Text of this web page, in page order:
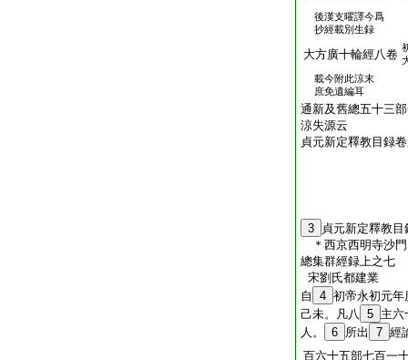
後漢支曜譯今爲
抄經載別生録
大方廣十輪經八卷
載今附此涼末
庶免遺編耳
通新及舊總五十三
涼失源云
貞元新定釋教目録
3
貞元新定釋教
＊西京西明寺沙
總集群經録上之七
宋劉氏都建業
自
4 初帝永初元年
己未。凡八 5 主六
人。
6 所出 7 經
百六十五部七百一